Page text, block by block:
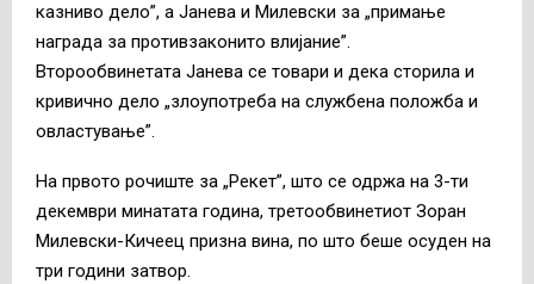
казниво дело”, а Јанева и Милевски за „примање
награда за противзаконито влијание”.
Второобвинетата Јанева се товари и дека сторила и
кривично дело „злоупотреба на службена положба и
овластување”.
На првото рочиште за „Рекет”, што се одржа на 3-ти
декември минатата година, третообвинетиот Зоран
Милевски-Кичеец призна вина, по што беше осуден на
три години затвор.